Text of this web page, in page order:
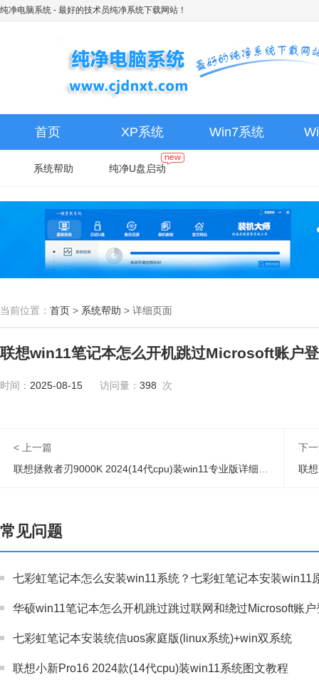
纯净电脑系统 - 最好的技术员纯净系统下载网站！
首页 XP系统 Win7系统
系统帮助 纯净U盘启动
当前位置： 首页 > 系统帮助 > 详细页面
联想win11笔记本怎么开机跳过Microsoft账户
时间： 2025-08-15 访问量： 398 次
< 上一篇
下
常见问题
七彩虹笔记本怎么安装win11系统？七彩虹笔记本安装win11
华硕win11笔记本怎么开机跳过跳过联网和绕过Microsoft账户
七彩虹笔记本安装统信uos家庭版(linux系统)+win双系统
联想小新Pro16 2024款(14代cpu)装win11系统图文教程